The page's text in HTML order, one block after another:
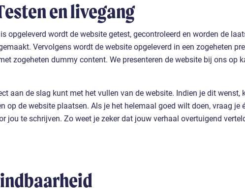
en livegang
opgeleverd wordt de website getest, gecontroleerd en worden de
Vervolgens wordt de website opgeleverd in een zogeheten
zogeheten dummy content. We presenteren de website bij ons op
aan de slag kunt met het vullen van de website. Indien je dit wenst,
op de website plaatsen. Als je het helemaal goed wilt doen, vraag je
jou te schrijven. Zo weet je zeker dat jouw verhaal overtuigend